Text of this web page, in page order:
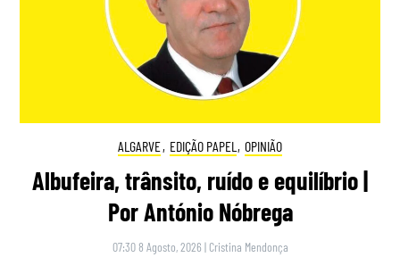
ALGARVE, EDIÇÃO PAPEL , OPINIÃO
Albufeira, trânsito, ruído e equilíbrio |
Por António Nóbrega
07:30 8 Agosto, 2026 | Cristina Mendonça